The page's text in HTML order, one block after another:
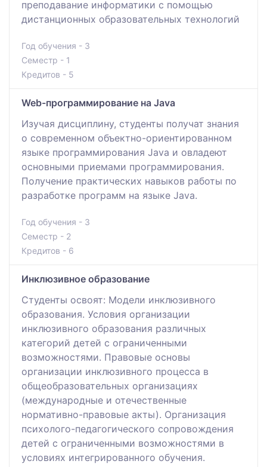
преподавание информатики с помощью
дистанционных образовательных технологий
Год обучения - 3
Семестр - 1
Кредитов - 5
Web-программирование на Java
Изучая дисциплину, студенты получат знания
о современном объектно-ориентированном
языке программирования Java и овладеют
основными приемами программирования.
Получение практических навыков работы по
разработке программ на языке Java.
Год обучения - 3
Семестр - 2
Кредитов - 6
Инклюзивное образование
Студенты освоят: Модели инклюзивного
образования. Условия организации
инклюзивного образования различных
категорий детей с ограниченными
возможностями. Правовые основы
организации инклюзивного процесса в
общеобразовательных организациях
(международные и отечественные
нормативно-правовые акты). Организация
психолого-педагогического сопровождения
детей с ограниченными возможностями в
условиях интегрированного обучения.